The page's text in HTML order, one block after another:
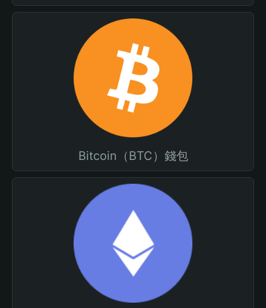
Bitcoin（BTC）錢包